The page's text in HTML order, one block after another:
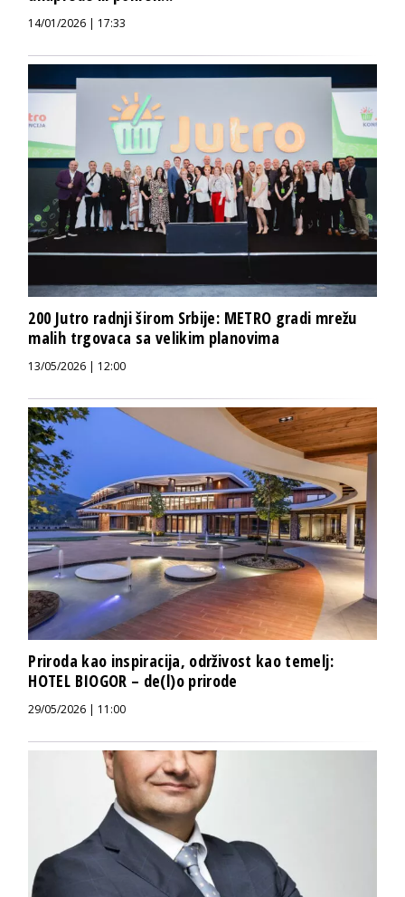
14/01/2026 | 17:33
200 Jutro radnji širom Srbije: METRO gradi mrežu
malih trgovaca sa velikim planovima
13/05/2026 | 12:00
Priroda kao inspiracija, održivost kao temelj:
HOTEL BIOGOR – de(l)o prirode
29/05/2026 | 11:00